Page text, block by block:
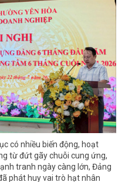
có nhiều biến động, hoạt
từ đứt gãy chuỗi cung ứng,
tranh ngày càng lớn, Đảng
phát huy vai trò hạt nhân